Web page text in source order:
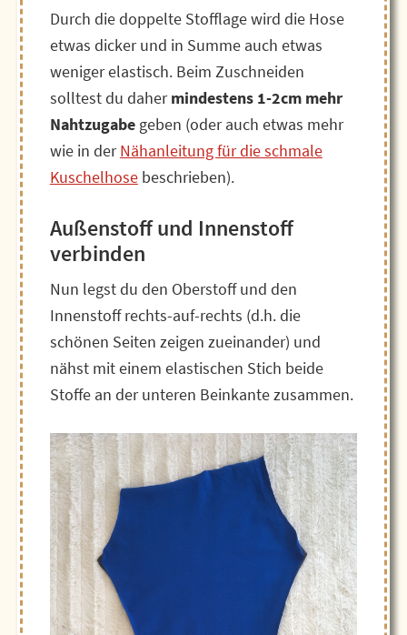
Durch die doppelte Stofflage wird die Hose
etwas dicker und in Summe auch etwas
weniger elastisch. Beim Zuschneiden
solltest du dahermindestens 1-2cm mehr
Nahtzugabegeben (oder auch etwas mehr
wie in derNähanleitung für die schmale
Kuschelhosebeschrieben).
Außenstoff und Innenstoff
verbinden
Nun legst du den Oberstoff und den
Innenstoff rechts-auf-rechts (d.h. die
schönen Seiten zeigen zueinander) und
nähst mit einem elastischen Stich beide
Stoffe an der unteren Beinkante zusammen.